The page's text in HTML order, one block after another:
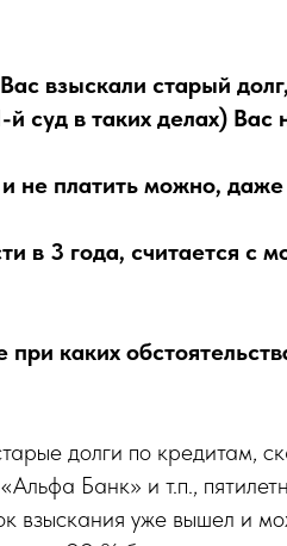
взыскали старый
суд в таких делах) Вас
не платить можно,
в 3 года, считается с
каких
долги по кредитам,
Банк» и т.п.,
взыскания уже вышел и